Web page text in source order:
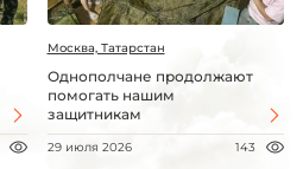
Москва, Татарстан
Однополчане продолжают
помогать нашим
защитникам
29 июля 2026 143